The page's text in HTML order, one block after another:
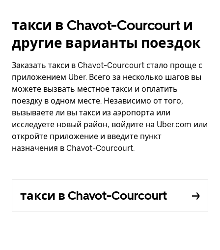
такси в Chavot-Courcourt и
другие варианты поездок
Заказать такси в Chavot-Courcourt стало проще с
приложением Uber. Всего за несколько шагов вы
можете вызвать местное такси и оплатить
поездку в одном месте. Независимо от того,
вызываете ли вы такси из аэропорта или
исследуете новый район, войдите на Uber.com или
откройте приложение и введите пункт
назначения в Chavot-Courcourt.
такси в Chavot-Courcourt